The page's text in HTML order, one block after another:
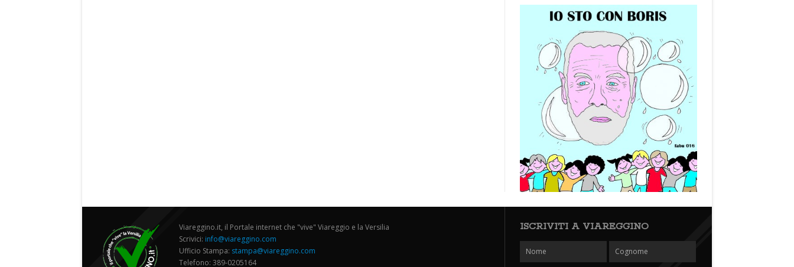
Viareggino.it, il Portale internet che "vive" Viareggio e la Versilia
Scrivici: info@viareggino.com
Ufficio Stampa: stampa@viareggino.com
Telefono: 389-0205164
ISCRIVITI A VIAREGGINO